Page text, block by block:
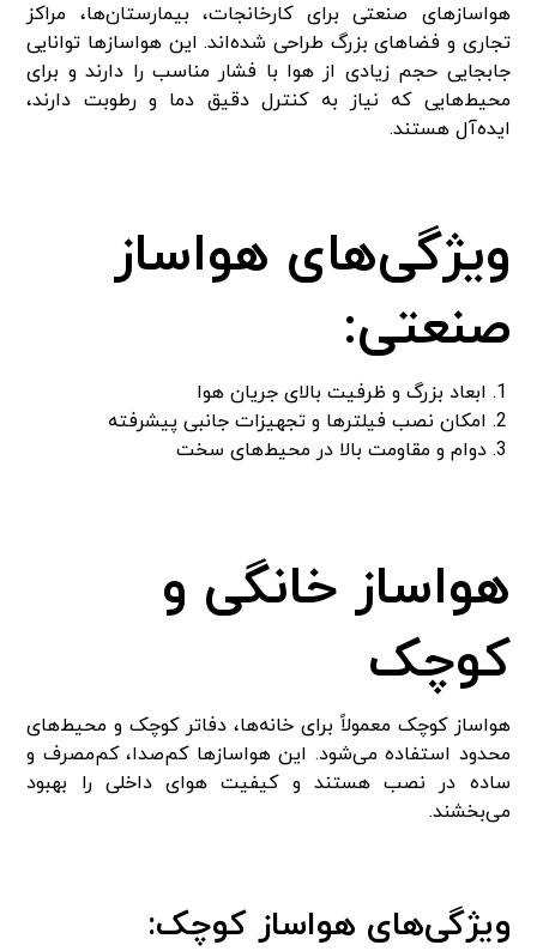
هواسازهای صنعتی برای کارخانجات، بیمارستان‌ها، مراکز
تجاری و فضاهای بزرگ طراحی شده‌اند. این هواسازها توانایی
جابجایی حجم زیادی از هوا با فشار مناسب را دارند و برای
محیط‌هایی که نیاز به کنترل دقیق دما و رطوبت دارند،
ایده‌آل هستند.
ویژگی‌های هواساز
صنعتی:
ابعاد بزرگ و ظرفیت بالای جریان هوا
امکان نصب فیلترها و تجهیزات جانبی پیشرفته
دوام و مقاومت بالا در محیط‌های سخت
هواساز خانگی و
کوچک
هواساز کوچک معمولاً برای خانه‌ها، دفاتر کوچک و محیط‌های
محدود استفاده می‌شود. این هواسازها کم‌صدا، کم‌مصرف و
ساده در نصب هستند و کیفیت هوای داخلی را بهبود
می‌بخشند.
ویژگی‌های هواساز کوچک: